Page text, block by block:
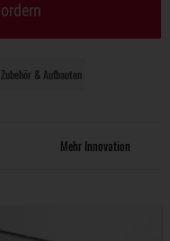
Zubehör & Aufbauten
Mehr Innovation